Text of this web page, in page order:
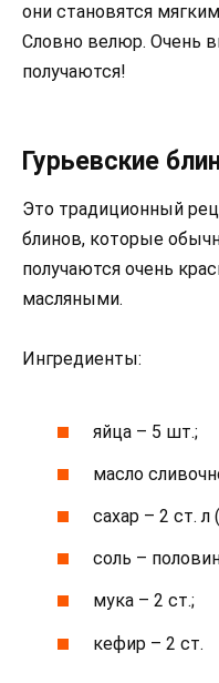
они становятся
Словно велюр. Очень
получаются!
Гурьевские
Это традиционный
блинов, которые
получаются очень
масляными.
Ингредиенты:
яйца – 5 шт.;
масло
сахар – 2 ст. л
соль –
мука – 2 ст.;
кефир – 2 ст.